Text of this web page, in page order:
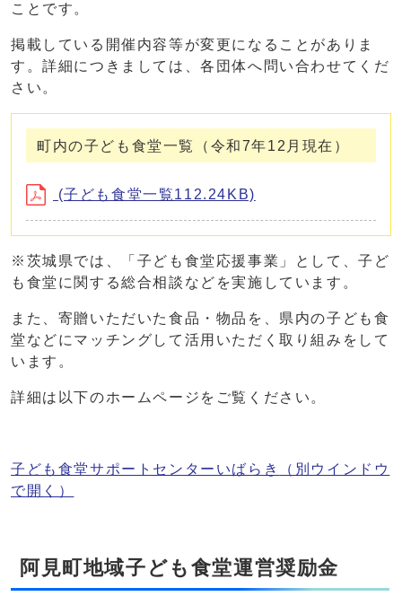
ことです。
掲載している開催内容等が変更になることがありま
す。詳細につきましては、各団体へ問い合わせてくだ
さい。
町内の子ども食堂一覧（令和7年12月現在）
(子ども食堂一覧112.24KB)
※茨城県では、「子ども食堂応援事業」として、子ど
も食堂に関する総合相談などを実施しています。
また、寄贈いただいた食品・物品を、県内の子ども食
堂などにマッチングして活用いただく取り組みをして
います。
詳細は以下のホームページをご覧ください。
子ども食堂サポートセンターいばらき
（別ウインドウ
で開く）
阿見町地域子ども食堂運営奨励金